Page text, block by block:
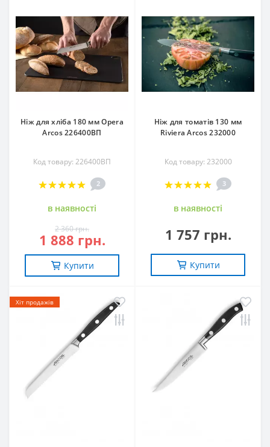
Ніж для хліба 180 мм Opera
Arcos 226400ВП
Код товару: 226400ВП
2
в наявностi
2 360 грн.
1 888 грн.
Купити
Ніж для томатів 130 мм
Riviera Arcos 232000
Код товару: 232000
3
в наявностi
1 757 грн.
Купити
Хіт продажів